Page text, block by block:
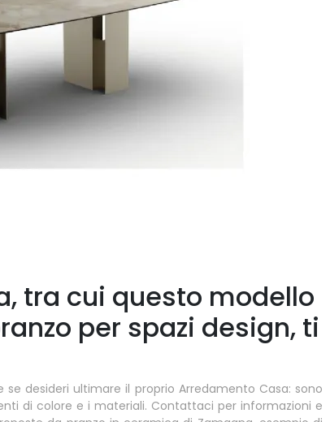
tra cui questo modello
per spazi design, ti
desideri ultimare il proprio Arredamento Casa: sono
di colore e i materiali. Contattaci per informazioni e